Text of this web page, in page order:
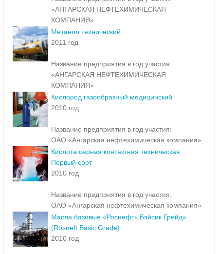
«АНГАРСКАЯ НЕФТЕХИМИЧЕСКАЯ
КОМПАНИЯ»
Метанол технический
2011 год
Название предприятия в год участия:
«АНГАРСКАЯ НЕФТЕХИМИЧЕСКАЯ
КОМПАНИЯ»
Кислород газообразный медицинский
2010 год
Название предприятия в год участия:
ОАО «Ангарская нефтехимическая компания»
Кислота серная контактная техническая.
Первый сорт
2010 год
Название предприятия в год участия:
ОАО «Ангарская нефтехимическая компания»
Масла базовые «Роснефть Бэйсик Грейд»
(Rosneft Basic Grade)
2010 год